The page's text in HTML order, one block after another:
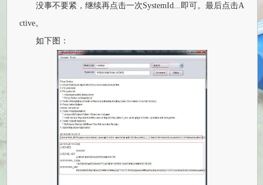
没事不要紧，继续再点击一次SystemId...即可。最后点击A
ctive。
如下图：